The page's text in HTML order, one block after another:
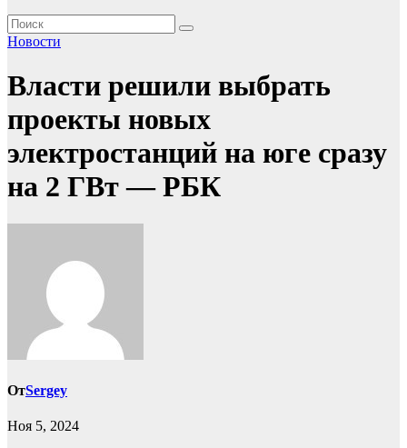
Новости
Власти решили выбрать
проекты новых
электростанций на юге сразу
на 2 ГВт — РБК
ОтSergey
Ноя 5, 2024